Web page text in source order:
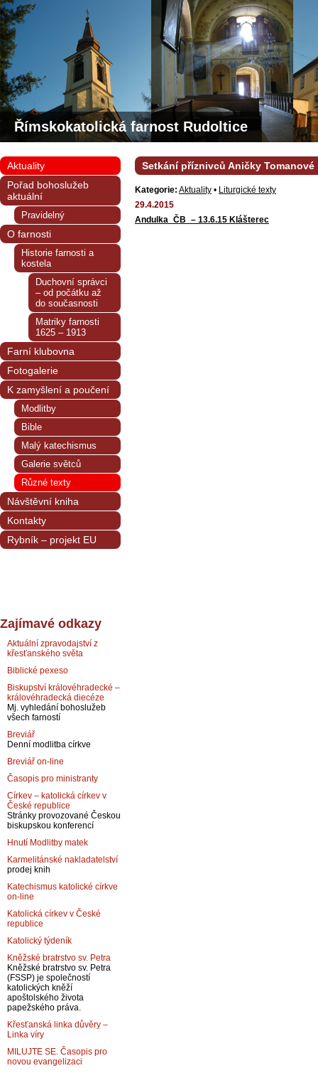
Římskokatolická farnost Rudoltice
Setkání příznivců Aničky Tomanové
Kategorie: Aktuality • Liturgické texty
29.4.2015
Andulka_ČB_– 13.6.15 Klášterec
Aktuality
Pořad bohoslužeb
aktuální
Pravidelný
O farnosti
Historie farnosti a
kostela
Duchovní správci
– od počátku až
do současnosti
Matriky farnosti
1625 – 1913
Farní klubovna
Fotogalerie
K zamyšlení a poučení
Modlitby
Bible
Malý katechismus
Galerie světců
Různé texty
Návštěvní kniha
Kontakty
Rybník – projekt EU
Zajímavé odkazy
Aktuální zpravodajství z
křesťanského světa
Biblické pexeso
Biskupství královéhradecké –
královéhradecká diecéze
Mj. vyhledání bohoslužeb
všech farností
Breviář
Denní modlitba církve
Breviář on-line
Časopis pro ministranty
Církev – katolická církev v
České republice
Stránky provozované Českou
biskupskou konferencí
Hnutí Modlitby matek
Karmelitánské nakladatelství
prodej knih
Katechismus katolické církve
on-line
Katolická církev v České
republice
Katolický týdeník
Kněžské bratrstvo sv. Petra
Kněžské bratrstvo sv. Petra
(FSSP) je společností
katolických kněží
apoštolského života
papežského práva.
Křesťanská linka důvěry –
Linka víry
MILUJTE SE. Časopis pro
novou evangelizaci